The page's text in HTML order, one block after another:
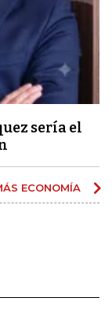
sería el
ECONOMÍA